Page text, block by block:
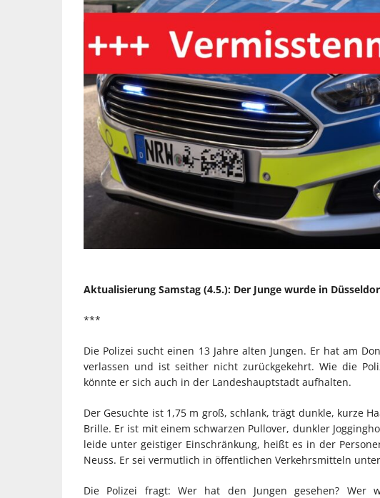
Aktualisierung Samstag (4.5.): Der Junge wurde in
***
Die Polizei sucht einen 13 Jahre alten Jungen. Er hat am
verlassen und ist seither nicht zurückgekehrt. Wie die
könnte er sich auch in der Landeshauptstadt aufhalten.
Der Gesuchte ist 1,75 m groß, schlank, trägt dunkle, kurze
Brille. Er ist mit einem schwarzen Pullover, dunkler
leide unter geistiger Einschränkung, heißt es in der
Neuss. Er sei vermutlich in öffentlichen Verkehrsmitteln
Die Polizei fragt: Wer hat den Jungen gesehen? Wer